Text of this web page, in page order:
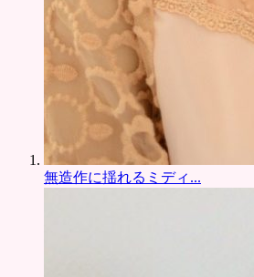
無造作に揺れるミディ...